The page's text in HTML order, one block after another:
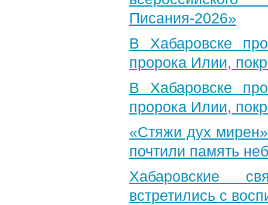
Писания-2026»
В Хабаровске
пророка Илии,
В Хабаровске
пророка Илии,
«Стяжи дух
почтили память
Хабаровские
встретились с